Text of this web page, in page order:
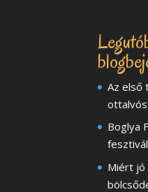
Az első
Boglya
Miért jó